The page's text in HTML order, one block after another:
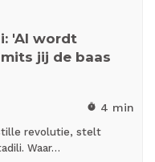
'AI wordt
jij de baas
timer 4 min
revolutie, stelt
Waar…